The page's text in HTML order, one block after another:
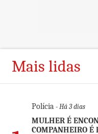
Mais lidas
Polícia - Há 3 dias
MULHER É
COMPANHEIRO É